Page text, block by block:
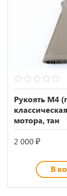
0
out
of
5
Рукоять M4
мотора, тан
2 000 ₽
В